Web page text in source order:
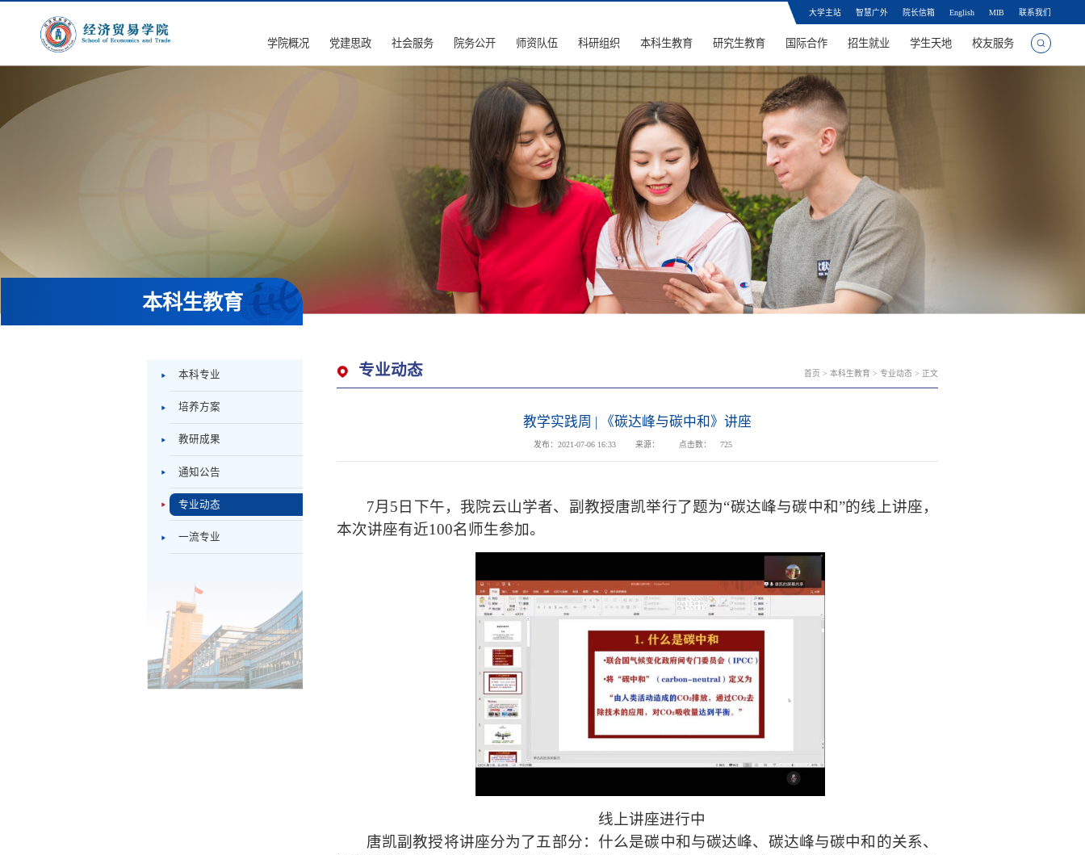
大学主站 智慧广外 院长信箱 English MIB 联系我们
学院概况 党建思政 社会服务 院务公开 师资队伍 科研组织 本科生教育 研究生教育 国际合作 招生就业 学生天地 校友服务
本科生教育
本科专业
培养方案
教研成果
通知公告
专业动态
一流专业
专业动态 首页 > 本科生教育 > 专业动态 > 正文
教学实践周 | 《碳达峰与碳中和》讲座
发布：2021-07-06 16:33 来源： 点击数： 725
7月5日下午，我院云山学者、 副教授唐凯举行了题为“碳达峰与碳中和”的线上讲座，
本次讲座有近100名师生参加。
线上讲座进行中
唐凯副教授将讲座分为了五部分： 什么是碳中和与碳达峰、碳达峰与碳中和的关系、